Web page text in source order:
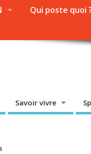
Qui poste quoi
Savoir vivre